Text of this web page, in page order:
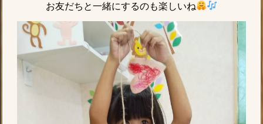
お友だちと一緒にするのも楽しいね